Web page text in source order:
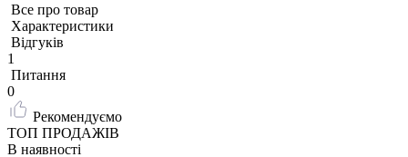
Все про товар
Характеристики
Відгуків
1
Питання
0
Рекомендуємо
ТОП ПРОДАЖІВ
В наявності